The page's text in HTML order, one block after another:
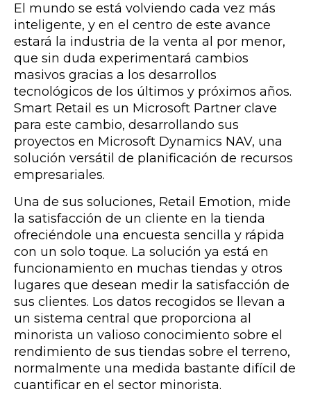
El mundo se está volviendo cada vez más
inteligente, y en el centro de este avance
estará la industria de la venta al por menor,
que sin duda experimentará cambios
masivos gracias a los desarrollos
tecnológicos de los últimos y próximos años.
Smart Retail es un Microsoft Partner clave
para este cambio, desarrollando sus
proyectos en Microsoft Dynamics NAV, una
solución versátil de planificación de recursos
empresariales.
Una de sus soluciones, Retail Emotion, mide
la satisfacción de un cliente en la tienda
ofreciéndole una encuesta sencilla y rápida
con un solo toque. La solución ya está en
funcionamiento en muchas tiendas y otros
lugares que desean medir la satisfacción de
sus clientes. Los datos recogidos se llevan a
un sistema central que proporciona al
minorista un valioso conocimiento sobre el
rendimiento de sus tiendas sobre el terreno,
normalmente una medida bastante difícil de
cuantificar en el sector minorista.